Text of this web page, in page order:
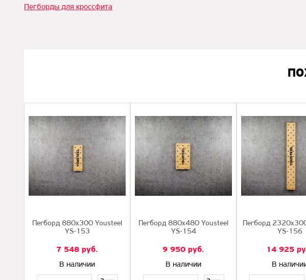
Пегборды для кроссфита
Пегборд 880х300 Yousteel
YS-153
7 548 руб.
В наличии
Пегборд 880х480 Yousteel
YS-154
9 950 руб.
В наличии
Пегборд
YS-156
14 925
В